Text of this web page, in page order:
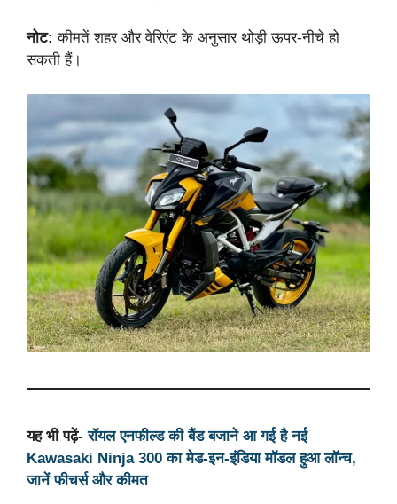
नोट: कीमतें शहर और वेरिएंट के अनुसार थोड़ी ऊपर-नीचे हो
सकती हैं।
यह भी पढ़ें-रॉयल एनफील्ड की बैंड बजाने आ गई है नई
Kawasaki Ninja 300 का मेड-इन-इंडिया मॉडल हुआ लॉन्च,
जानें फीचर्स और कीमत